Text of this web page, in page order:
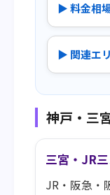
▶ 料金相
▶ 関連エ
神戸・三
三宮・JR
JR・阪急・